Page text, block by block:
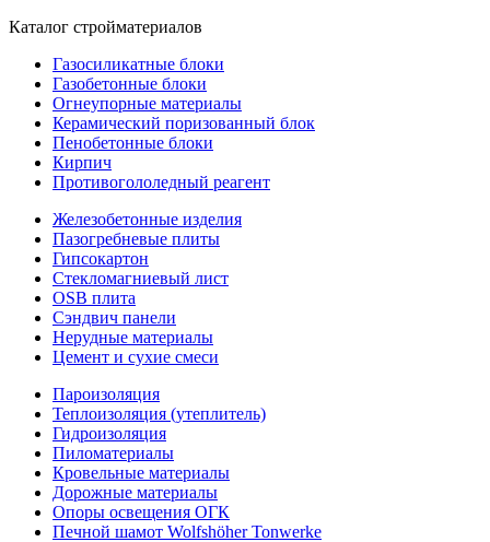
Каталог стройматериалов
Газосиликатные блоки
Газобетонные блоки
Огнеупорные материалы
Керамический поризованный блок
Пенобетонные блоки
Кирпич
Противогололедный реагент
Железобетонные изделия
Пазогребневые плиты
Гипсокартон
Стекломагниевый лист
OSB плита
Сэндвич панели
Нерудные материалы
Цемент и сухие смеси
Пароизоляция
Теплоизоляция (утеплитель)
Гидроизоляция
Пиломатериалы
Кровельные материалы
Дорожные материалы
Опоры освещения ОГК
Печной шамот Wolfshöher Tonwerke